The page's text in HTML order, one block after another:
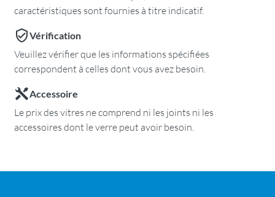
caractéristiques sont fournies à titre indicatif.
Vérification
Veuillez vérifier que les informations spécifiées
correspondent à celles dont vous avez besoin.
Accessoire
Le prix des vitres ne comprend ni les joints ni les
accessoires dont le verre peut avoir besoin.